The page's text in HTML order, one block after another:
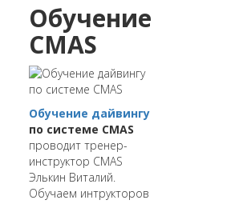
Обучение
CMAS
Обучение дайвингу
по системе CMAS
проводит тренер-
инструктор CMAS
Элькин Виталий.
Обучаем интрукторов